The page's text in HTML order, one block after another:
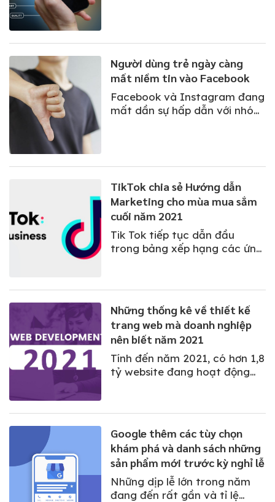
người.
Người dùng trẻ ngày càng
mất niềm tin vào Facebook
Facebook và Instagram đang
mất dần sự hấp dẫn với nhóm
TikTok chia sẻ Hướng dẫn
Marketing cho mùa mua sắm
cuối năm 2021
Tik Tok tiếp tục dẫn đầu
trong bảng xếp hạng các ứng
doanh nghiệp đưa vào chiến
lược marketing cho dịp mua
sắm cuối năm.
Những thống kê về thiết kế
trang web mà doanh nghiệp
nên biết năm 2021
Tính đến năm 2021, có hơn 1,8
tỷ website đang hoạt động
tuyến đông đúc này, doanh
nghệ và xu hướng mới nhất
trong thiết kế website
Google thêm các tùy chọn
khám phá và danh sách những
sản phẩm mới trước kỳ nghỉ lễ
Những dịp lễ lớn trong năm
đang đến rất gần và tỉ lệ